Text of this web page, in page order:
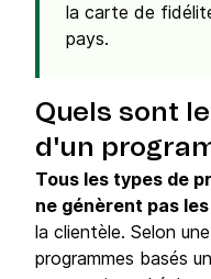
la carte de
pays.
Quels sont
d'un
Tous les types de
ne génèrent pas
la clientèle. Selon
programmes basés